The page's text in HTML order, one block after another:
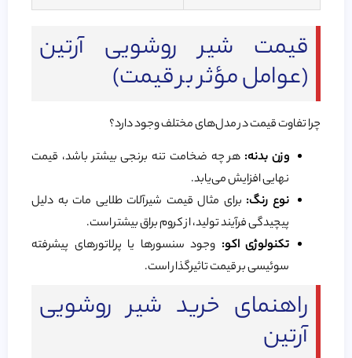
قیمت شیر روشویی آرتین
(عوامل مؤثر بر قیمت)
چرا تفاوت قیمت در مدل‌های مختلف وجود دارد؟
وزن بدنه: هر چه ضخامت تنه برنجی بیشتر باشد، قیمت
نهایی افزایش می‌یابد.
نوع رنگ: برای مثال قیمت شیرآلات طلایی مات به دلیل
پیچیدگی فرآیند تولید، از کروم براق بیشتر است.
تکنولوژی اکو: وجود سنسورها یا پرلاتورهای پیشرفته
سوئیسی بر قیمت تاثیرگذار است.
راهنمای خرید شیر روشویی
آرتین